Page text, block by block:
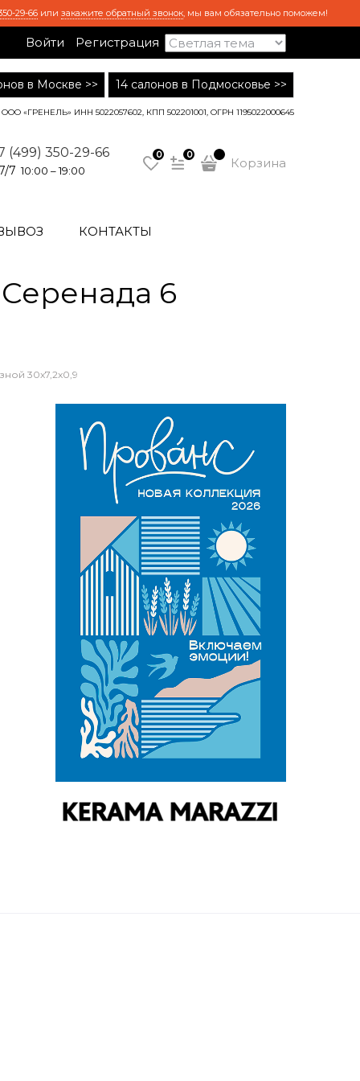
29-66 или закажите обратный звонок, мы вам обязательно поможем!
Войти Регистрация
в Москве >> 14 салонов в Подмосковье >>
ООО «ГРЕНЕЛЬ» ИНН 5022057602, КПП 502201001, ОГРН 1195022000645
(499) 350-29-66
7 10:00 – 19:00
0 0
Корзина
КОНТАКТЫ
6
30x7,2x0,9